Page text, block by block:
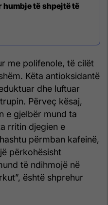
humbje të shpejtë të
me polifenole, të cilët
Këta antioksidantë
dhe luftuar
Përveç kësaj,
e gjelbër mund ta
rritin djegien e
përmban kafeinë,
përkohësisht
të ndihmojë në
është shprehur